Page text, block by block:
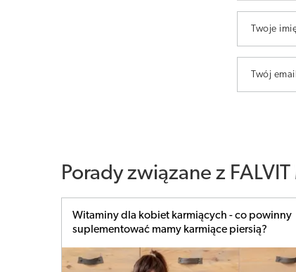
Twoje
Twój email
Porady związane z
Witaminy dla kobiet karmiących - co powinny
suplementować mamy karmiące piersią?